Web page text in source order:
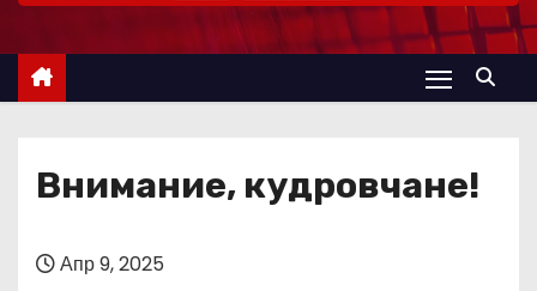
ж
Внимание, кудровчане!
Апр 9, 2025